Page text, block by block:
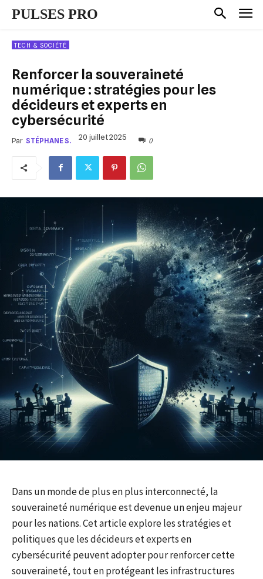
PULSES PRO
TECH & SOCIÉTÉ
Renforcer la souveraineté
numérique : stratégies pour les
décideurs et experts en
cybersécurité
Par STÉPHANE S. 20 juillet 2025 0
Dans un monde de plus en plus interconnecté, la
souveraineté numérique est devenue un enjeu majeur
pour les nations. Cet article explore les stratégies et
politiques que les décideurs et experts en
cybersécurité peuvent adopter pour renforcer cette
souveraineté, tout en protégeant les infrastructures